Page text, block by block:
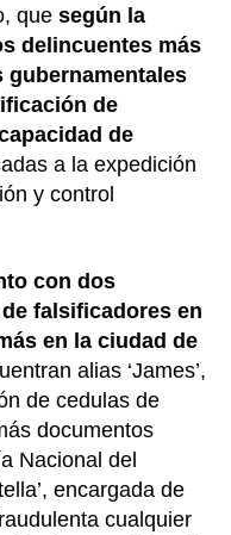
que según la
delincuentes más
gubernamentales
de
de
a la expedición
y control
con dos
falsificadores en
en la ciudad de
alias ‘James’,
de cedulas de
documentos
Nacional del
encargada de
cualquier